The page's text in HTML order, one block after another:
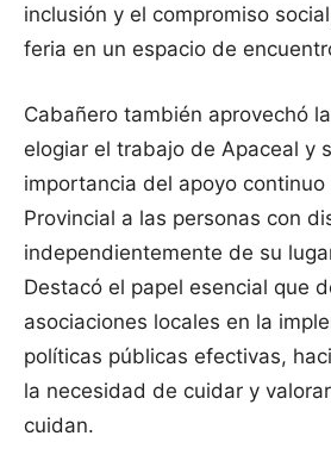
inclusión y el compromiso
feria en un espacio de
Cabañero también aprovechó
elogiar el trabajo de Apaceal y
importancia del apoyo
Provincial a las personas con
independientemente de su
Destacó el papel esencial que
asociaciones locales en la
políticas públicas efectivas,
la necesidad de cuidar y
cuidan.